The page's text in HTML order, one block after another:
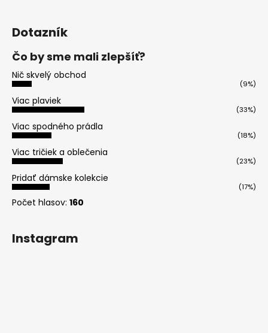
Dotazník
Čo by sme mali zlepšíť?
Nič skvelý obchod
(9%)
Viac plaviek
(33%)
Viac spodného prádla
(18%)
Viac tričiek a oblečenia
(23%)
Pridať dámske kolekcie
(17%)
Počet hlasov: 160
Instagram